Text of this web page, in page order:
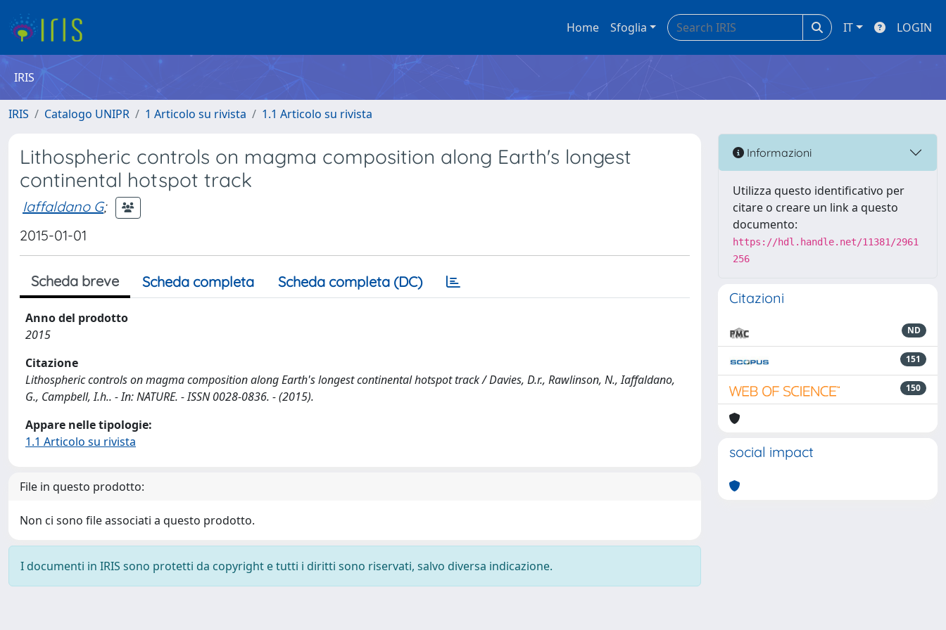
Home Sfoglia IT LOGIN
IRIS
IRIS Catalogo UNIPR 1 Articolo su rivista 1.1 Articolo su rivista
Lithospheric controls on magma composition along Earth's longest
continental hotspot track
Iaffaldano G;
2015-01-01
Scheda breve Scheda completa Scheda completa (DC)
Anno del prodotto
2015
Citazione
Lithospheric controls on magma composition along Earth's longest continental hotspot track / Davies, D.r., Rawlinson, N., Iaffaldano,
G., Campbell, I.h.. - In: NATURE. - ISSN 0028-0836. - (2015).
Appare nelle tipologie:
1.1 Articolo su rivista
File in questo prodotto:
Non ci sono file associati a questo prodotto.
I documenti in IRIS sono protetti da copyright e tutti i diritti sono riservati, salvo diversa indicazione.
Informazioni
Utilizza questo identificativo per
citare o creare un link a questo
documento:
https://hdl.handle.net/11381/2961
256
Citazioni
ND
151
150
social impact